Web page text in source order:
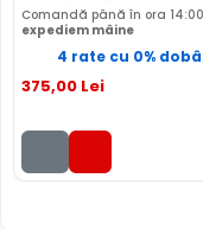
Comandă până în ora
expediem mâine
4 rate cu 0%
375,00 Lei